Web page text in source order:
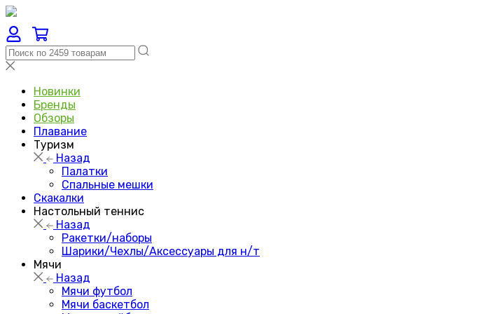
Новинки
Бренды
Обзоры
Плавание
Туризм
Назад
Палатки
Спальные мешки
Скакалки
Настольный теннис
Назад
Ракетки/наборы
Шарики/Чехлы/Аксессуары для н/т
Мячи
Назад
Мячи футбол
Мячи баскетбол